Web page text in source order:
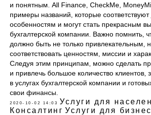
и понятным. All Finance, CheckMe,
примеры названий, которые
особенностям и могут стать прекрасным
бухгалтерской компании. Важно помнить,
должно быть не только привлекательным,
соответствовать ценностям, миссии и
Следуя этим принципам, можно сделать
и привлечь большое количество клиентов,
в услугах бухгалтерской компании и
свои финансы.
2020-10-02 14:03
Услуги для
Консалтинг Услуги для